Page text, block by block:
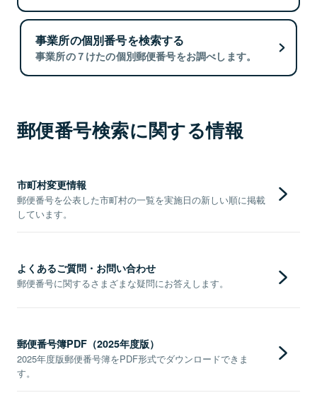
事業所の個別番号を検索する
事業所の７けたの個別郵便番号をお調べします。
郵便番号検索に関する情報
市町村変更情報
郵便番号を公表した市町村の一覧を実施日の新しい順に掲載
しています。
よくあるご質問・お問い合わせ
郵便番号に関するさまざまな疑問にお答えします。
郵便番号簿PDF（2025年度版）
2025年度版郵便番号簿をPDF形式でダウンロードできま
す。